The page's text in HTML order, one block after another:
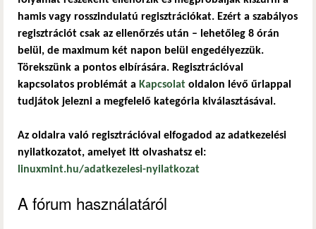
hamis vagy rosszindulatú regisztrációkat. Ezért a szabályos
regisztrációt csak az ellenőrzés után – lehetőleg 8 órán
belül, de maximum két napon belül engedélyezzük.
Törekszünk a pontos elbírására. Regisztrációval
kapcsolatos problémát a Kapcsolat oldalon lévő űrlappal
tudjátok jelezni a megfelelő kategória kiválasztásával.
Az oldalra való regisztrációval elfogadod az adatkezelési
nyilatkozatot, amelyet itt olvashatsz el:
linuxmint.hu/adatkezelesi-nyilatkozat
A fórum használatáról